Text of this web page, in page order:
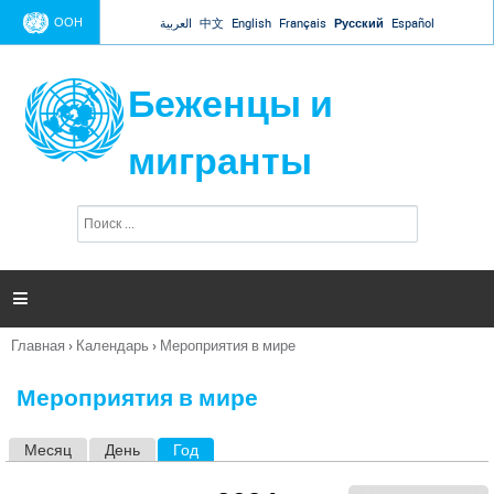
Jump to navigation
ООН العربية 中文 English Français Русский Español
Беженцы и
мигранты
п
и

Вы
Главная › Календарь › Мероприятия в мире
Мероприятия в мире
Месяц День Год